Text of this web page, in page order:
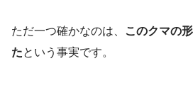
ただ一つ確かなのは、
このクマの
たという事実です。